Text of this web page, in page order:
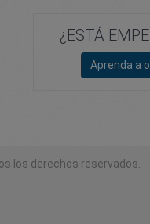
¿ESTÁ
Aprenda a
los derechos reservados.